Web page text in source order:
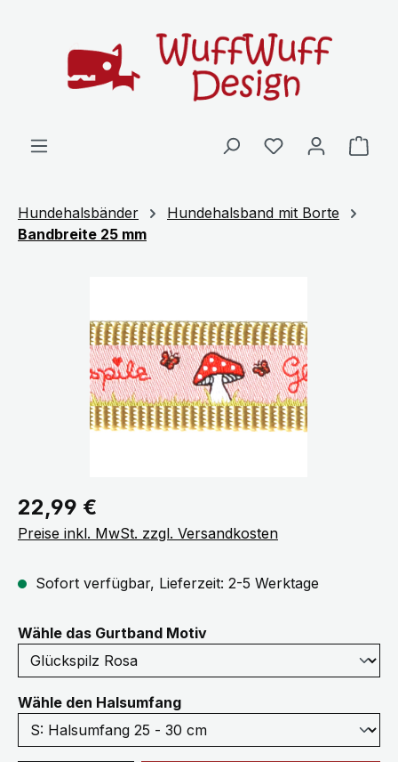
Hundehalsbänder
Hundehalsband mit Borte
Bandbreite 25 mm
Regulärer Preis:
22,99 €
Preise inkl. MwSt. zzgl. Versandkosten
Sofort verfügbar, Lieferzeit: 2-5 Werktage
Wähle das Gurtband Motivauswählen
Wähle den Halsumfangauswählen